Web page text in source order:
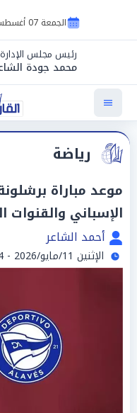
الجمعة 07 أغسطس 2026
رئيس مجلس الإدارة
محمد جودة
رياضة
موعد مباراة
الإسباني والقنوات
أحمد الشاعر
الإثنين 11/مايو/2026 - 07:34 م